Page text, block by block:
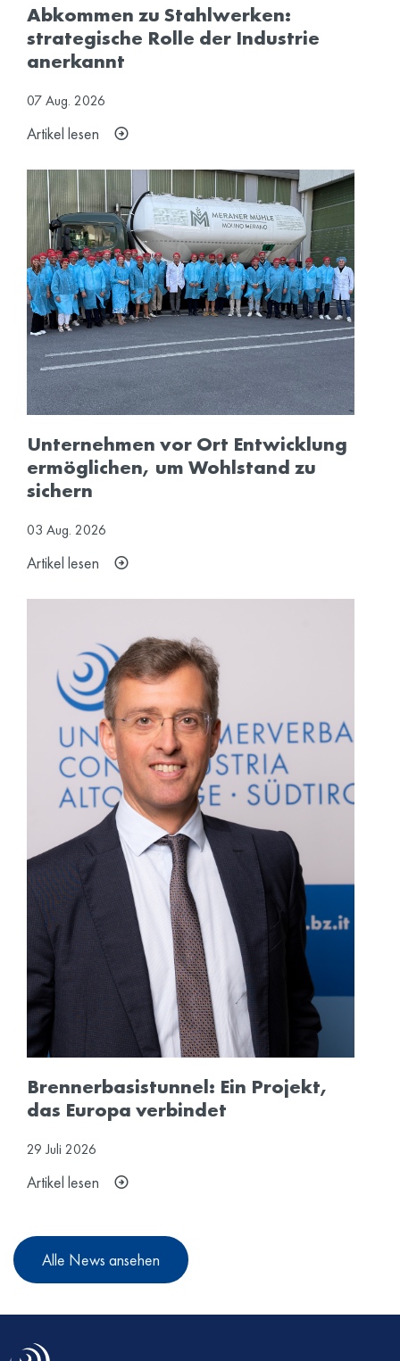
Abkommen zu Stahlwerken:
strategische Rolle der Industrie
anerkannt
07Aug. 2026
Artikel lesen
Unternehmen vor Ort Entwicklung
ermöglichen, um Wohlstand zu
sichern
03 Aug. 2026
Artikel lesen
Brennerbasistunnel: Ein Projekt,
das Europa verbindet
29 Juli 2026
Artikel lesen
Alle News ansehen